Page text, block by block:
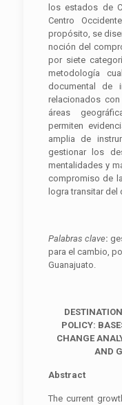
los estados de
Centro
propósito, se
noción del
por siete
metodología
documental de
relacionados
áreas
permiten
amplia de
gestionar los
mentalidades y
compromiso de
logra transitar del
Palabras clave:
para el cambio,
Guanajuato.
POLICY:
CHANGE
AND
Abstract
The current